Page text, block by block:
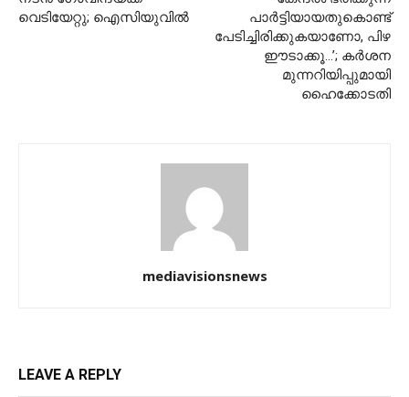
വെടിയേറ്റു; ഐസിയുവില്‍
പാർട്ടിയായതുകൊണ്ട്
പേടിച്ചിരിക്കുകയാണോ, പിഴ
ഈടാക്കൂ…’; കർശന
മുന്നറിയിപ്പുമായി
ഹൈക്കോടതി
mediavisionsnews
LEAVE A REPLY